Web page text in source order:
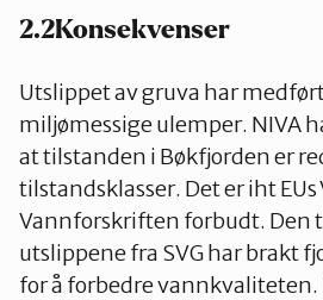
2.2Konsekvenser
Utslippet av gruva har
miljømessige ulemper. NIVA
at tilstanden i Bøkfjorden er
tilstandsklasser. Det er iht
Vannforskriften forbudt. Den
utslippene fra SVG har brakt
for å forbedre vannkvaliteten.